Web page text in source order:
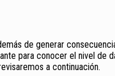
de generar
para conocer el nivel de
a continuación.